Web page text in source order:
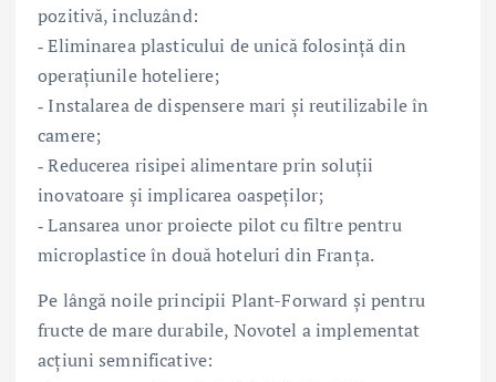
pozitivă, incluzând:
‑ Eliminarea plasticului de unică folosință din
operațiunile hoteliere;
‑ Instalarea de dispensere mari și reutilizabile în
camere;
‑ Reducerea risipei alimentare prin soluții
inovatoare și implicarea oaspeților;
‑ Lansarea unor proiecte pilot cu filtre pentru
microplastice în două hoteluri din Franța.
Pe lângă noile principii Plant-Forward și pentru
fructe de mare durabile, Novotel a implementat
acțiuni semnificative: